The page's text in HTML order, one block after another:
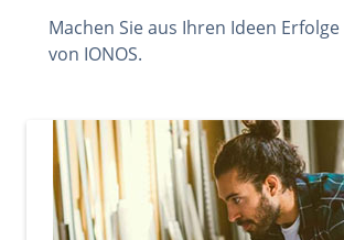
Machen Sie aus Ihren Ideen
von IONOS.